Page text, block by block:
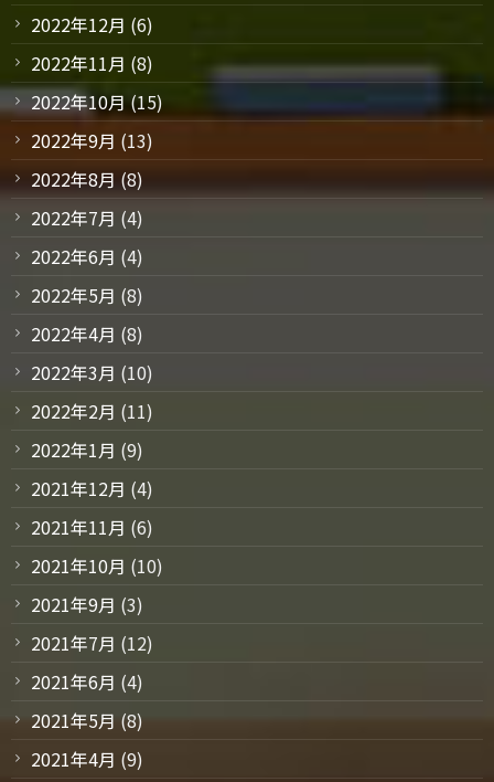
2022年12月 (6)
2022年11月 (8)
2022年10月(15)
2022年9月 (13)
2022年8月 (8)
2022年7月 (4)
2022年6月 (4)
2022年5月 (8)
2022年4月 (8)
2022年3月 (10)
2022年2月 (11)
2022年1月 (9)
2021年12月 (4)
2021年11月 (6)
2021年10月 (10)
2021年9月 (3)
2021年7月 (12)
2021年6月 (4)
2021年5月 (8)
2021年4月 (9)